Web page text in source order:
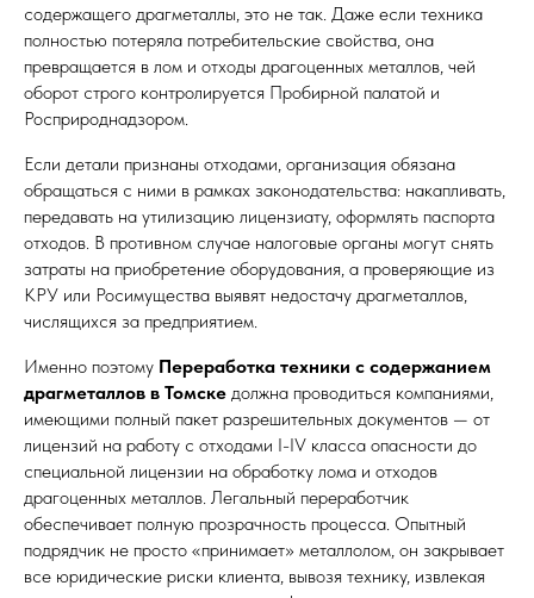
содержащего драгметаллы, это не так. Даже если техника
полностью потеряла потребительские свойства, она
превращается в лом и отходы драгоценных металлов, чей
оборот строго контролируется Пробирной палатой и
Росприроднадзором.
Если детали признаны отходами, организация обязана
обращаться с ними в рамках законодательства: накапливать,
передавать на утилизацию лицензиату, оформлять паспорта
отходов. В противном случае налоговые органы могут снять
затраты на приобретение оборудования, а проверяющие из
КРУ или Росимущества выявят недостачу драгметаллов,
числящихся за предприятием.
Именно поэтому Переработка техники с содержанием
драгметаллов в Томске должна проводиться компаниями,
имеющими полный пакет разрешительных документов — от
лицензий на работу с отходами I-IV класса опасности до
специальной лицензии на обработку лома и отходов
драгоценных металлов. Легальный переработчик
обеспечивает полную прозрачность процесса. Опытный
подрядчик не просто «принимает» металлолом, он закрывает
все юридические риски клиента, вывозя технику, извлекая